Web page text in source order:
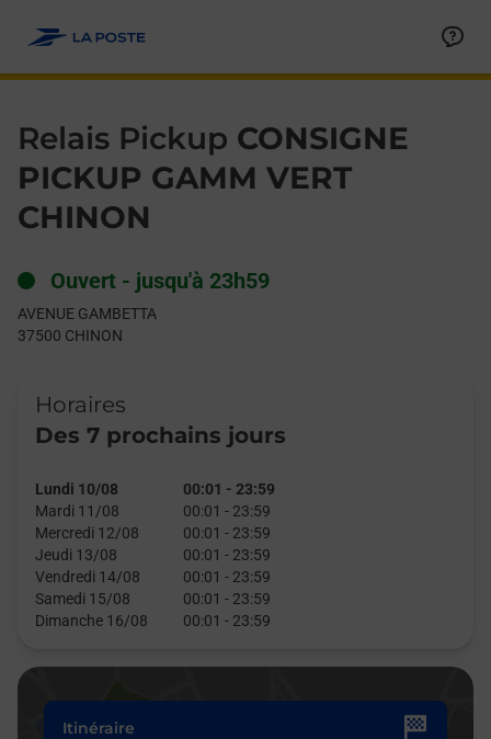
Relais Pickup CONSIGNE
PICKUP GAMM VERT
CHINON
Ouvert - jusqu'à 23h59
AVENUE GAMBETTA
37500 CHINON
Horaires
Des 7 prochains jours
Lundi 10/08 00:01 - 23:59
Mardi 11/08
00:01 - 23:59
Mercredi 12/08
00:01 - 23:59
Jeudi 13/08
00:01 - 23:59
Vendredi 14/08
00:01 - 23:59
Samedi 15/08
00:01 - 23:59
Dimanche 16/08
00:01 - 23:59
Itinéraire